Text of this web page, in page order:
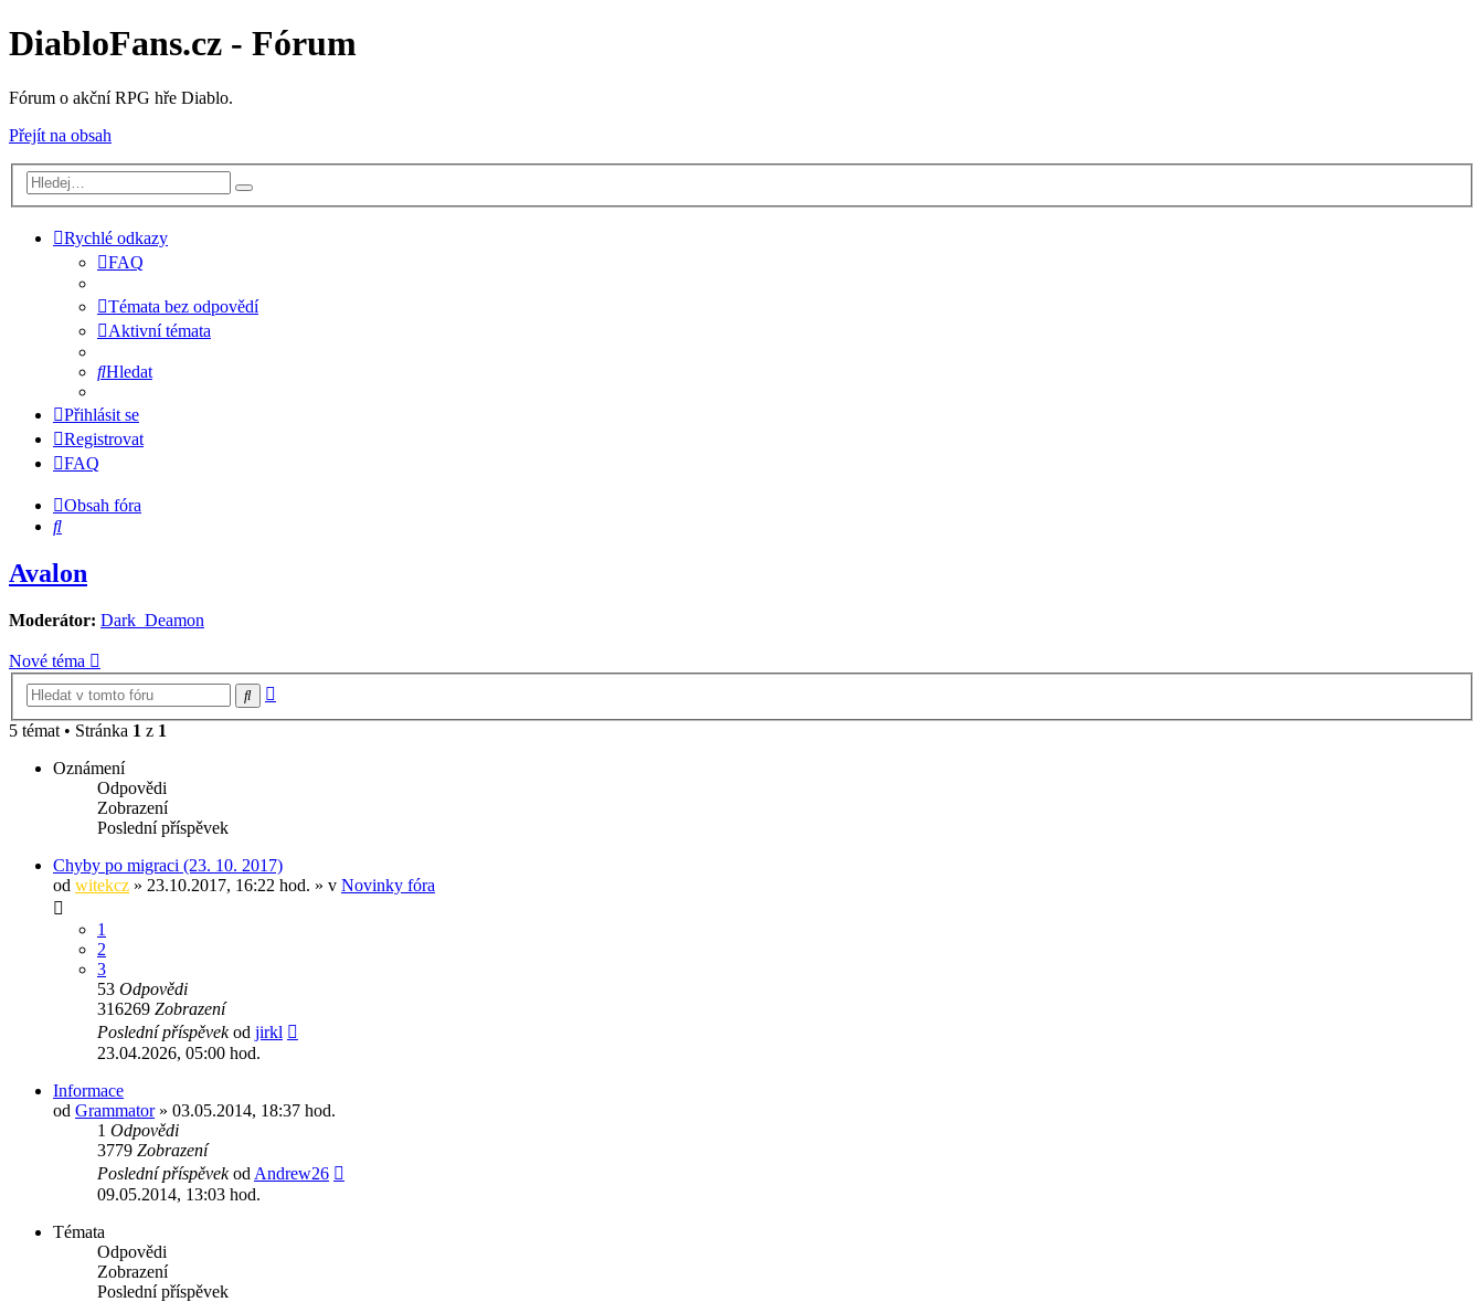
DiabloFans.cz - Fórum
Fórum o akční RPG hře Diablo.
Přejít na obsah
Rychlé odkazy
FAQ
Témata bez odpovědí
Aktivní témata
Hledat
Přihlásit se
Registrovat
FAQ
Obsah fóra
Hledat
Avalon
Moderátor: Dark_Deamon
Nové téma
Hledat
5 témat • Stránka 1 z 1
Oznámení
Odpovědi
Zobrazení
Poslední příspěvek
Chyby po migraci (23. 10. 2017)
od witekcz » 23.10.2017, 16:22 hod. » v Novinky fóra
1
2
3
53 Odpovědi
316269 Zobrazení
Poslední příspěvekod jirkl
23.04.2026, 05:00 hod.
Informace
od Grammator» 03.05.2014, 18:37 hod.
1 Odpovědi
3779 Zobrazení
Poslední příspěvekod Andrew26
09.05.2014, 13:03 hod.
Témata
Odpovědi
Zobrazení
Poslední příspěvek